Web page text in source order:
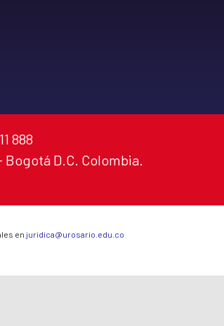
888
Bogotá D.C. Colombia.
en juridica@urosario.edu.co